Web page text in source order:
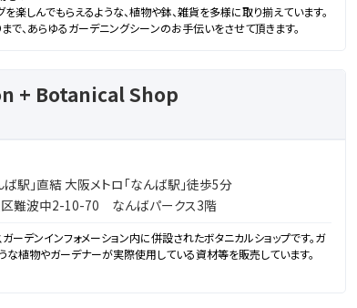
楽しんでもらえるような、植物や鉢、雑貨を多様に取り揃えています。
、あらゆるガーデニングシーンのお手伝いをさせて頂きます。
+ Botanical Shop
駅」直結 大阪メトロ「なんば駅」徒歩5分
難波中2-10-70 なんばパークス3階
ーデンインフォメーション内に併設されたボタニカルショップです。ガ
な植物やガーデナーが実際使用している資材等を販売しています。